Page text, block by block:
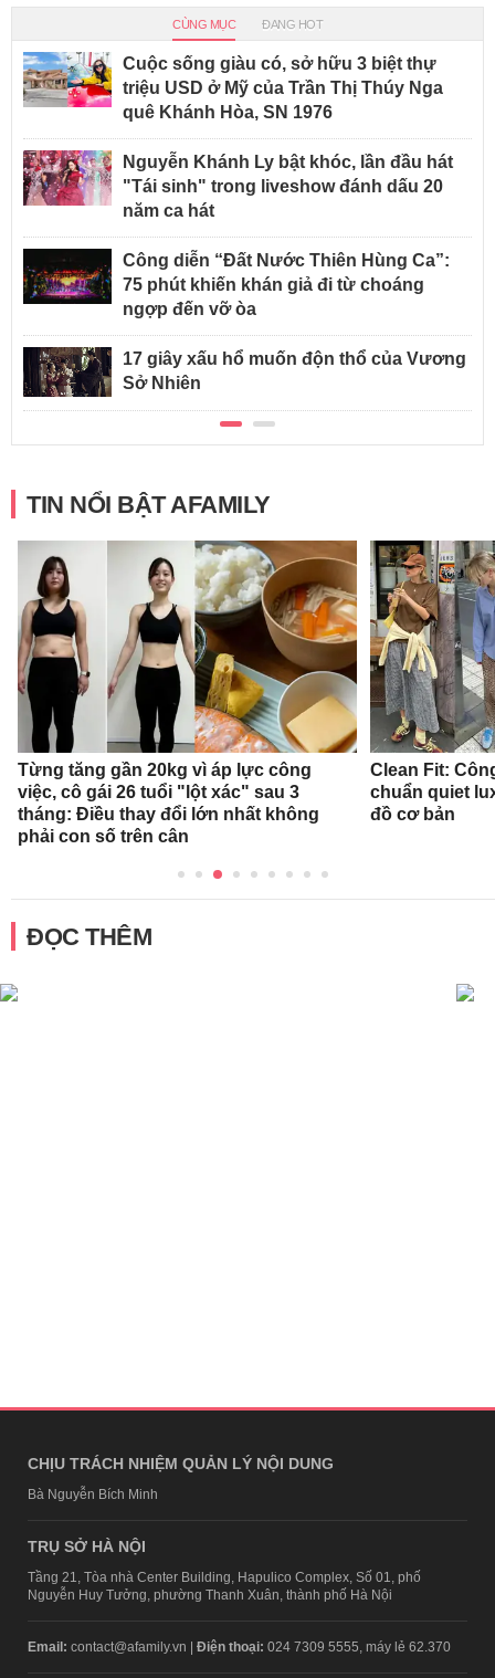
CÙNG MỤC ĐANG HOT
Cuộc sống giàu có, sở hữu 3 biệt thự
triệu USD ở Mỹ của Trần Thị Thúy Nga
quê Khánh Hòa, SN 1976
Nguyễn Khánh Ly bật khóc, lần đầu hát
"Tái sinh" trong liveshow đánh dấu 20
năm ca hát
Công diễn “Đất Nước Thiên Hùng Ca”:
75 phút khiến khán giả đi từ choáng
ngợp đến vỡ òa
17 giây xấu hổ muốn độn thổ của Vương
Sở Nhiên
TIN NỔI BẬT AFAMILY
Từng tăng gần 20kg vì áp lực công
việc, cô gái 26 tuổi "lột xác" sau 3
tháng: Điều thay đổi lớn nhất không
phải con số trên cân
Clean Fit:
chuẩn quiet
đồ cơ bản
ĐỌC THÊM
CHỊU TRÁCH NHIỆM QUẢN LÝ NỘI DUNG
Bà Nguyễn Bích Minh
TRỤ SỞ HÀ NỘI
Tầng 21, Tòa nhà Center Building, Hapulico Complex, Số 01, phố
Nguyễn Huy Tưởng, phường Thanh Xuân, thành phố Hà Nội
Email: contact@afamily.vn | Điện thoại: 024 7309 5555, máy lẻ 62.370